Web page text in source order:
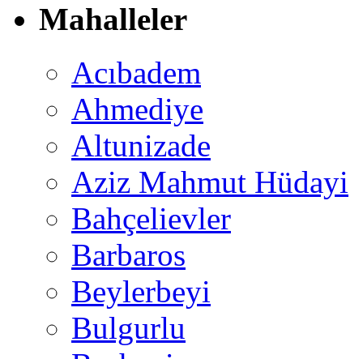
Mahalleler
Acıbadem
Ahmediye
Altunizade
Aziz Mahmut Hüdayi
Bahçelievler
Barbaros
Beylerbeyi
Bulgurlu